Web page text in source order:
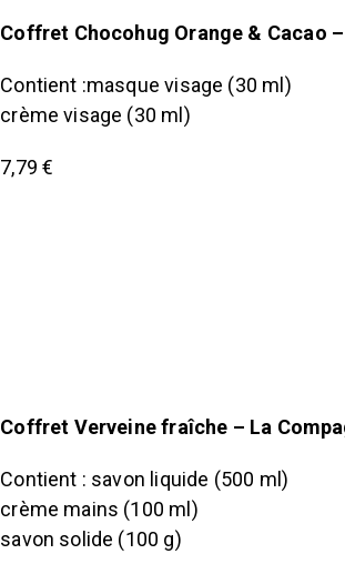
Coffret Chocohug Orange & Cacao
Contient :masque visage (30 ml)
crème visage (30 ml)
7,79 €
Coffret Verveine fraîche – La
Contient : savon liquide (500 ml)
crème mains (100 ml)
savon solide (100 g)